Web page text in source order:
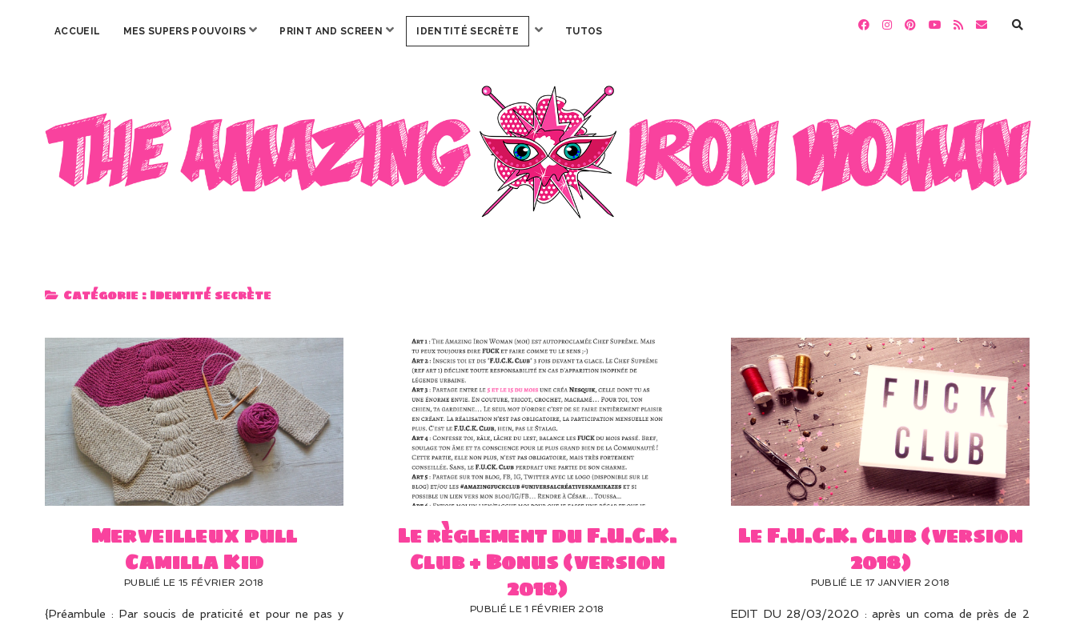
ACCUEIL MES SUPERS POUVOIRS ouvrirPRINT AND SCREEN ouvrir IDENTITÉ SECRÈTE
ouvrir
TUTOS
facebookinstagram
pinterestyoutube
rss email
The
Amazing
Woman
Catégorie : Identité secrète
Merveilleux pull
Camilla Kid
PUBLIÉ LE 15 FÉVRIER 2018
{Préambule : Par soucis de praticité et pour ne pas y
Le règlement du F.U.C.K.
Club + Bonus (version
2018)
PUBLIÉ LE 1 FÉVRIER 2018
Le F.U.C.K. Club (version
2018)
PUBLIÉ LE 17 JANVIER 2018
EDIT DU 28/03/2020 : après un coma de près de 2